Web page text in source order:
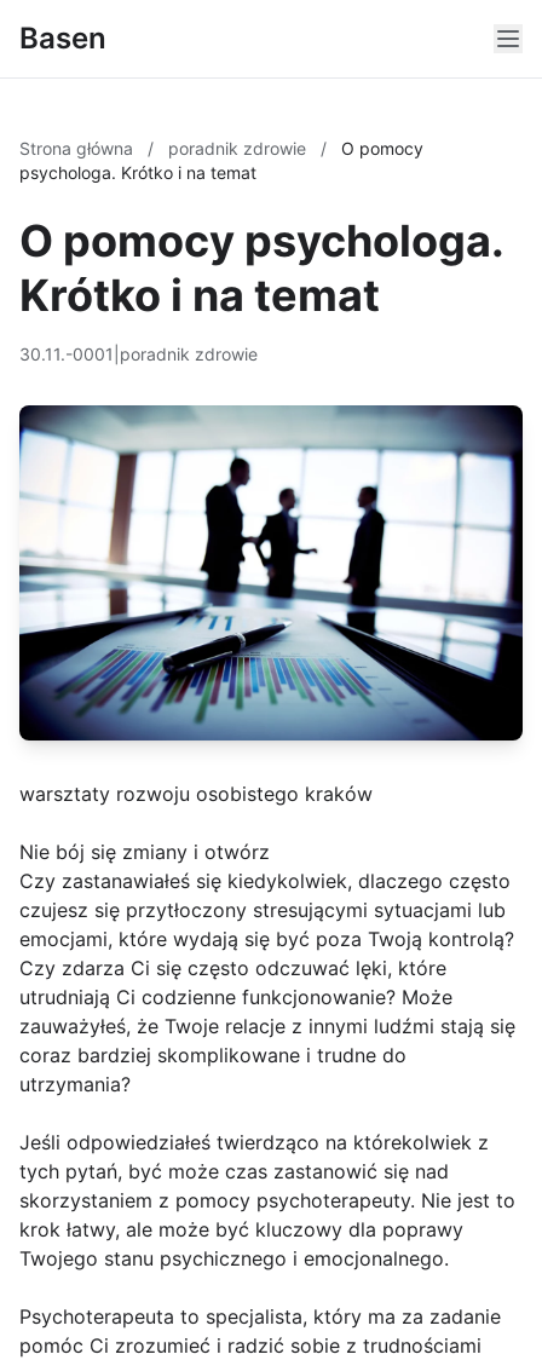
Basen
Strona główna / poradnik zdrowie /
O pomocy
psychologa. Krótko i na temat
O pomocy psychologa.
Krótko i na temat
30.11.-0001 poradnik zdrowie
warsztaty rozwoju osobistego kraków
Nie bój się zmiany i otwórz
Czy zastanawiałeś się kiedykolwiek, dlaczego często
czujesz się przytłoczony stresującymi sytuacjami lub
emocjami, które wydają się być poza Twoją kontrolą?
Czy zdarza Ci się często odczuwać lęki, które
utrudniają Ci codzienne funkcjonowanie? Może
zauważyłeś, że Twoje relacje z innymi ludźmi stają się
coraz bardziej skomplikowane i trudne do
utrzymania?
Jeśli odpowiedziałeś twierdząco na którekolwiek z
tych pytań, być może czas zastanowić się nad
skorzystaniem z pomocy psychoterapeuty. Nie jest to
krok łatwy, ale może być kluczowy dla poprawy
Twojego stanu psychicznego i emocjonalnego.
Psychoterapeuta to specjalista, który ma za zadanie
pomóc Ci zrozumieć i radzić sobie z trudnościami